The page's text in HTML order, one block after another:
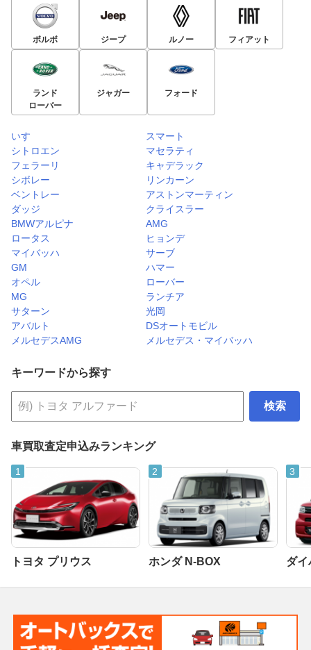
ボルボ ジープ ルノー フィアット
ランド
ローバー
ジャガー フォード
いすゞ
スマート
シトロエン
マセラティ
フェラーリ
キャデラック
シボレー
リンカーン
ベントレー
アストンマーティン
ダッジ
クライスラー
BMWアルピナ
AMG
ロータス
ヒョンデ
マイバッハ
サーブ
GM
ハマー
オペル
ローバー
MG
ランチア
サターン
光岡
アバルト
DSオートモビル
メルセデスAMG
メルセデス・マイバッハ
キーワードから探す
検索
車買取査定申込みランキング
トヨタ プリウス ホンダ N-BOX ダイ